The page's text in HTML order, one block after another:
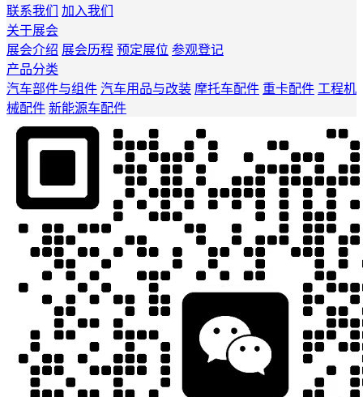
联系我们
加入我们
关于展会
展会介绍 展会历程 预定展位 参观登记
产品分类
汽车部件与组件 汽车用品与改装 摩托车配件 重卡配件 工程机
械配件 新能源车配件